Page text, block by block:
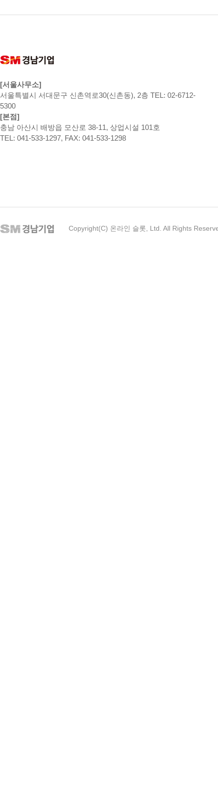
[서울사무소]
서울특별시 서대문구 신촌역로30(신촌동), 2층 TEL: 02-6712-
5300
[본점]
충남 아산시 배방읍 모산로 38-11, 상업시설 101호
TEL: 041-533-1297, FAX: 041-533-1298
Copyright(C) 온라인 슬롯, Ltd. All Rights